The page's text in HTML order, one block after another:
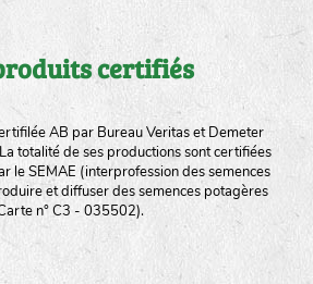
certifiés
AB par Bureau Veritas et Demeter
totalité de ses productions sont certifiées
le SEMAE (interprofession des semences
et diffuser des semences potagères
n° C3 - 035502).